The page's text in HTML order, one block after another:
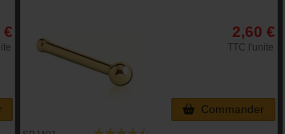
€ 2,60 €
TTC l'unite
Commander